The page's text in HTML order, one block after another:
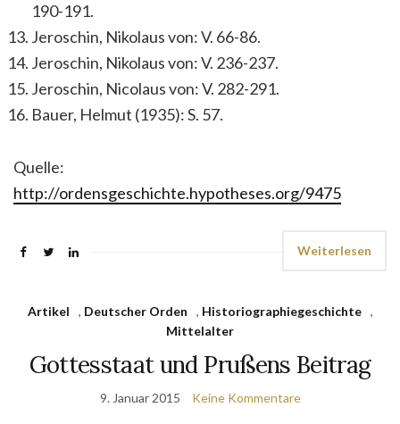
190-191.
Jeroschin, Nikolaus von: V. 66-86.
Jeroschin, Nikolaus von: V. 236-237.
Jeroschin, Nicolaus von: V. 282-291.
Bauer, Helmut (1935): S. 57.
Quelle:
http://ordensgeschichte.hypotheses.org/9475
Weiterlesen
Artikel , Deutscher Orden , Historiographiegeschichte
,
Mittelalter
Gottesstaat und Prußens Beitrag
9. Januar 2015 Keine Kommentare